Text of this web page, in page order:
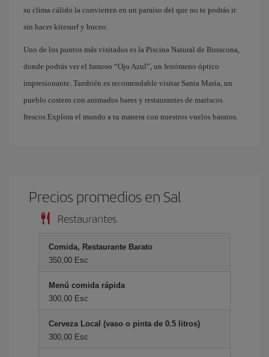
su clima cálido la convierten en un paraíso del que no te podrás ir
sin hacer kitesurf y buceo.
Uno de los puntos más visitados es la Piscina Natural de Buracona,
donde podrás ver el famoso “Ojo Azul”, un fenómeno óptico
impresionante. También es recomendable visitar Santa María, un
pueblo costero con animados bares y restaurantes de mariscos
frescos.Explora el mundo a tu manera con nuestros vuelos baratos.
Precios promedios en Sal
Restaurantes
Comida, Restaurante Barato
350,00 Esc
Menú comida rápida
300,00 Esc
Cerveza Local (vaso o pinta de 0.5 litros)
300,00 Esc